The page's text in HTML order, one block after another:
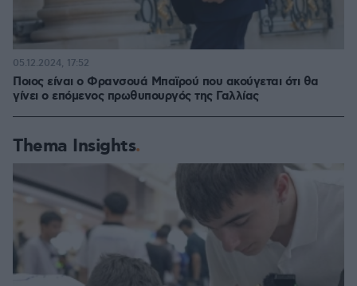
Ποιος είναι ο Φρανσουά Μπαϊρού που ακούγεται ότι θα
γίνει ο επόμενος πρωθυπουργός της Γαλλίας
05.12.2024, 17:52
Thema Insights